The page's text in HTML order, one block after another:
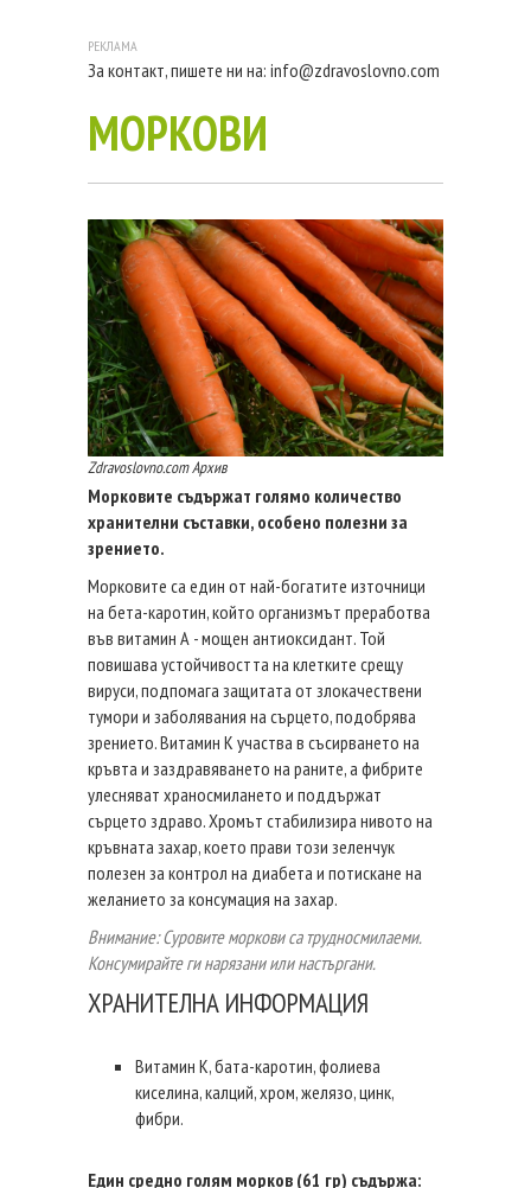
За контакт, пишете ни на: info@zdravoslovno.com
МОРКОВИ
Zdravoslovno.com Архив
Морковите съдържат голямо количество
хранителни съставки, особено полезни за
зрението.
Морковите са един от най-богатите източници
на бета-каротин, който организмът преработва
във витамин А - мощен антиоксидант. Той
повишава устойчивостта на клетките срещу
вируси, подпомага защитата от злокачествени
тумори и заболявания на сърцето, подобрява
зрението. Витамин К участва в съсирването на
кръвта и заздравяването на раните, а фибрите
улесняват храносмилането и поддържат
сърцето здраво. Хромът стабилизира нивото на
кръвната захар, което прави този зеленчук
полезен за контрол на диабета и потискане на
желанието за консумация на захар.
Внимание: Суровите моркови са трудносмилаеми.
Консумирайте ги нарязани или настъргани.
ХРАНИТЕЛНА ИНФОРМАЦИЯ
Витамин К, бата-каротин, фолиева
киселина, калций, хром, желязо, цинк,
фибри.
Един средно голям морков (61 гр) съдържа: